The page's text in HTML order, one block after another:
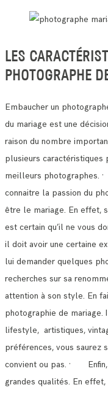
LES
PHOTOGRAPHE
Embaucher un
du mariage est une
raison du nombre
plusieurs caractéristiques
meilleurs photographes.
connaitre la passion du
être le mariage. En effet,
est certain qu’il ne vous
il doit avoir une certaine
lui demander quelques
recherches sur sa
attention à son style. En
photographie de mariage.
lifestyle, artistiques,
préférences, vous saurez
convient ou pas. · Enfin,
grandes qualités. En